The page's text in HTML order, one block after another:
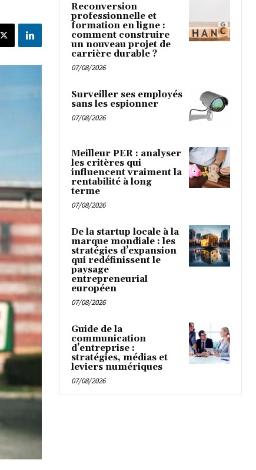
Reconversion
professionnelle et
formation en ligne :
comment construire
un nouveau projet de
carrière durable ?
07/08/2026
Surveiller ses employés
sans les espionner
07/08/2026
Meilleur PER : analyser
les critères qui
influencent vraiment la
rentabilité à long
terme
07/08/2026
De la startup locale à la
marque mondiale : les
stratégies d’expansion
qui redéfinissent le
paysage
entrepreneurial
européen
07/08/2026
Guide de la
communication
d’entreprise :
stratégies, médias et
leviers numériques
07/08/2026